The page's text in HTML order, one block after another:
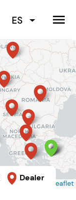
ES menu
Leaflet
Dealer